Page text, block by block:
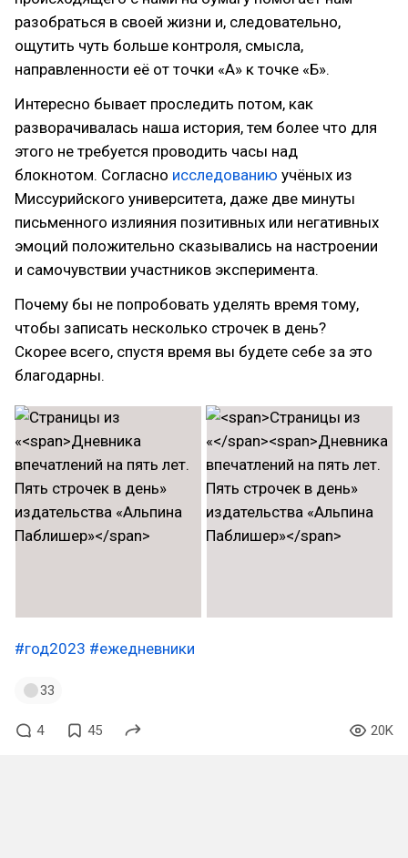
разобраться в своей жизни и, следовательно,
ощутить чуть больше контроля, смысла,
направленности её от точки «А» к точке «Б».
Интересно бывает проследить потом, как
разворачивалась наша история, тем более что для
этого не требуется проводить часы над
блокнотом. Согласно исследованию учёных из
Миссурийского университета, даже две минуты
письменного излияния позитивных или негативных
эмоций положительно сказывались на настроении
и самочувствии участников эксперимента.
Почему бы не попробовать уделять время тому,
чтобы записать несколько строчек в день?
Скорее всего, спустя время вы будете себе за это
благодарны.
#год2023 #ежедневники
33
4 45 20K